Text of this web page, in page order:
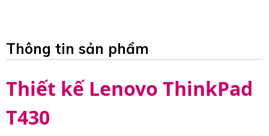
Thông tin sản phẩm
Thiết kế Lenovo ThinkPad
T430